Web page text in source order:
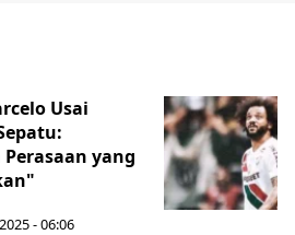
Usai
yang
- 06:06